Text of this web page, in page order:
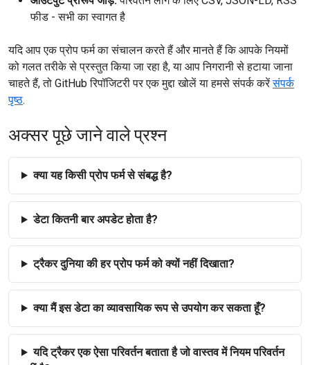
फीड - सभी का स्वागत है
यदि आप एक प्रोप फर्म का संचालन करते हैं और मानते हैं कि आपके नियमों
को गलत तरीके से प्रस्तुत किया जा रहा है, या आप निगरानी से हटाया जाना
चाहते हैं, तो GitHub रिपॉजिटरी पर एक मुद्दा खोलें या हमसे संपर्क करेंसंपर्क
पृष्ठ.
अक्सर पूछे जाने वाले प्रश्न
क्या यह किसी प्रोप फर्म से संबद्ध है?
डेटा कितनी बार अपडेट होता है?
ट्रैकर दुनिया की हर प्रोप फर्म को क्यों नहीं दिखाता?
क्या मैं इस डेटा का व्यावसायिक रूप से उपयोग कर सकता हूँ?
यदि ट्रैकर एक ऐसा परिवर्तन बताता है जो वास्तव में नियम परिवर्तन